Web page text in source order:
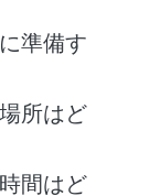
準備す
所はど
間はど